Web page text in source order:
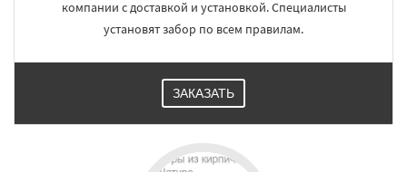
компании с доставкой и установкой. Специалисты
установят забор по всем правилам.
ЗАКАЗАТЬ